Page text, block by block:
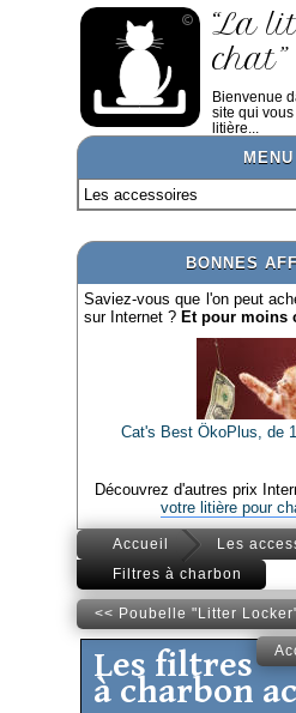
“La
chat”
Bienvenue
site qui
litière...
MENU
BONNES
Saviez-vous que l'on peut
sur Internet ? Et pour moins
Cat's Best ÖkoPlus, de
Découvrez d'autres prix
votre litière pour
Accueil
Les
Filtres à charbon
<< Poubelle "Litter
Les filtres
à charbon